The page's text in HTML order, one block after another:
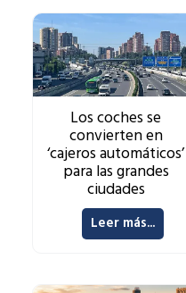
Los coches se
convierten en
‘cajeros automáticos’
para las grandes
ciudades
Leer más...